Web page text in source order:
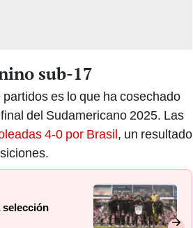
sub-17
es lo que ha cosechado
del Sudamericano 2025. Las
4-0 por Brasil, un resultado
selección